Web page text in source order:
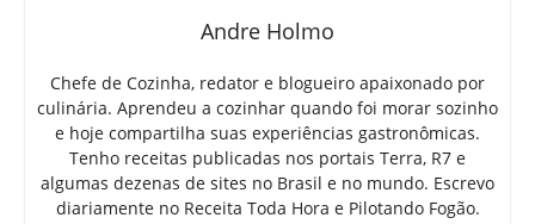
Andre Holmo
Chefe de Cozinha, redator e blogueiro apaixonado por
culinária. Aprendeu a cozinhar quando foi morar sozinho
e hoje compartilha suas experiências gastronômicas.
Tenho receitas publicadas nos portais Terra, R7 e
algumas dezenas de sites no Brasil e no mundo. Escrevo
diariamente no Receita Toda Hora e Pilotando Fogão.